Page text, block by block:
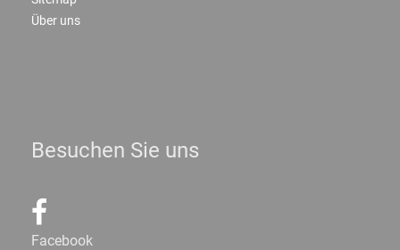
Über uns
Besuchen Sie uns
Facebook